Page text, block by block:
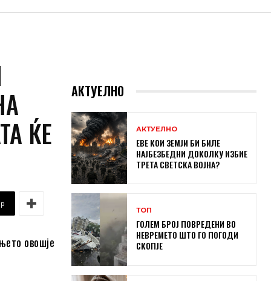
ЌЕ
овошје
АКТУЕЛНО
АКТУЕЛНО
ЕВЕ КОИ ЗЕМЈИ БИ БИЛЕ
НАЈБЕЗБЕДНИ ДОКОЛКУ ИЗБИЕ
ТРЕТА СВЕТСКА ВОЈНА?
ТОП
ГОЛЕМ БРОЈ ПОВРЕДЕНИ ВО
НЕВРЕМЕТО ШТО ГО ПОГОДИ
СКОПЈЕ